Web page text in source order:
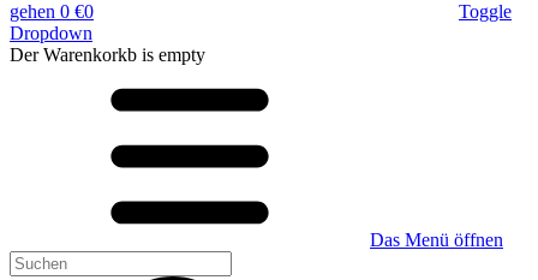
gehen 0 €0
Toggle
Dropdown
Der Warenkorkb is empty
Das Menü öffnen